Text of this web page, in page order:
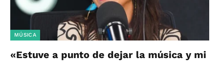
MÚSICA
«Estuve a punto de dejar la música y mi